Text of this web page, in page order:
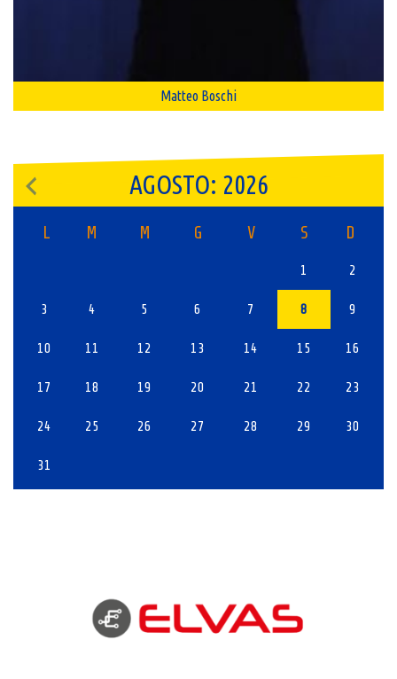
Matteo Boschi
AGOSTO: 2026
L M M G V S D
1 2
3 4 5 6 7 8 9
10 11 12 13 14 15 16
17 18 19 20 21 22 23
24 25 26 27 28 29 30
31